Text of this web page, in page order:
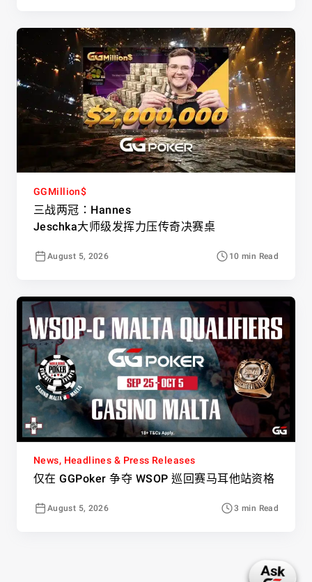
GGMillion$
三战两冠：Hannes
Jeschka大师级发挥力压传奇决赛桌
August 5, 2026 10 min Read
News, Headlines & Press Releases
仅在 GGPoker 争夺 WSOP 巡回赛马耳他站资格
August 5, 2026 3 min Read